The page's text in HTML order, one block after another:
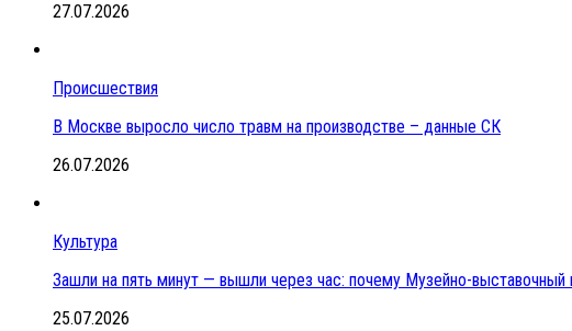
27.07.2026
Происшествия
В Москве выросло число травм на производстве – данные СК
26.07.2026
Культура
Зашли на пять минут — вышли через час: почему Музейно-
25.07.2026